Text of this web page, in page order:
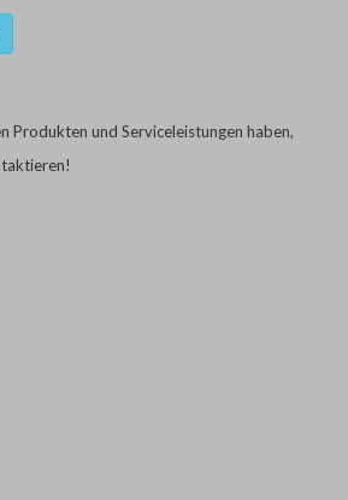
Produkten und Serviceleistungen haben,